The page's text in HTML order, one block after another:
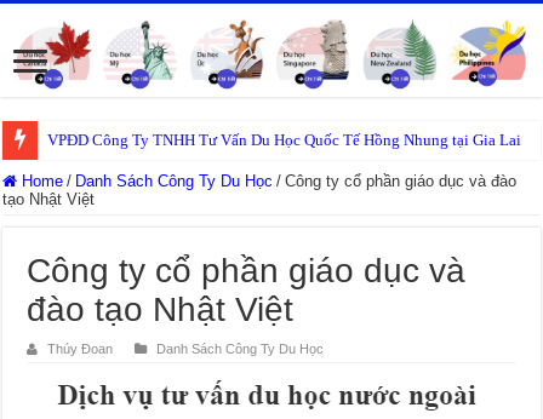
VPĐD Công Ty TNHH Tư Vấn Du Học Quốc Tế Hồng Nhung tại Gia Lai
Home / Danh Sách Công Ty Du Học / Công ty cổ phần giáo dục và đào
tạo Nhật Việt
Công ty cổ phần giáo dục và
đào tạo Nhật Việt
Thúy Đoan Danh Sách Công Ty Du Học